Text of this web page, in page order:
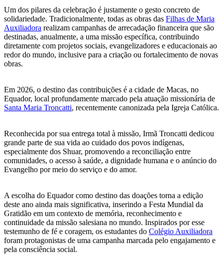
Um dos pilares da celebração é justamente o gesto concreto de
solidariedade. Tradicionalmente, todas as obras das Filhas de Maria
Auxiliadora realizam campanhas de arrecadação financeira que são
destinadas, anualmente, a uma missão específica, contribuindo
diretamente com projetos sociais, evangelizadores e educacionais ao
redor do mundo, inclusive para a criação ou fortalecimento de novas
obras.
Em 2026, o destino das contribuições é a cidade de Macas, no
Equador, local profundamente marcado pela atuação missionária de
Santa Maria Troncatti, recentemente canonizada pela Igreja Católica.
Reconhecida por sua entrega total à missão, Irmã Troncatti dedicou
grande parte de sua vida ao cuidado dos povos indígenas,
especialmente dos Shuar, promovendo a reconciliação entre
comunidades, o acesso à saúde, a dignidade humana e o anúncio do
Evangelho por meio do serviço e do amor.
A escolha do Equador como destino das doações torna a edição
deste ano ainda mais significativa, inserindo a Festa Mundial da
Gratidão em um contexto de memória, reconhecimento e
continuidade da missão salesiana no mundo. Inspirados por esse
testemunho de fé e coragem, os estudantes do Colégio Auxiliadora
foram protagonistas de uma campanha marcada pelo engajamento e
pela consciência social.